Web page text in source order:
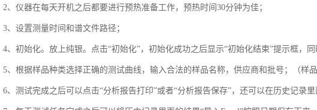
2、仪器在每天开机之后都要进行预热准备工作，预热时间30分钟为佳；
3、设置测量时间和谱文件路径；
4、初始化。放上纯银。点击“初始化”，初始化成功之后显示“初始化结束”提示框，
5、根据样品种类选择正确的测试曲线，输入合法的样品名称，供应商和批号；（样
6、测试完成之后可以点击“分析报告打印”或者“分析报告保存”，还可以在历史记录